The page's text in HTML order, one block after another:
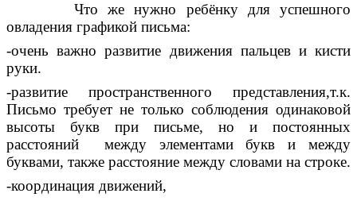
Что же нужно ребёнку для успешного
овладения графикой письма:
-очень важно развитие движения пальцев и кисти
руки.
-развитие пространственного представления,т.к.
Письмо требует не только соблюдения одинаковой
высоты букв при письме, но и постоянных
расстояний между элементами букв и между
буквами, также расстояние между словами на строке.
-координация движений,